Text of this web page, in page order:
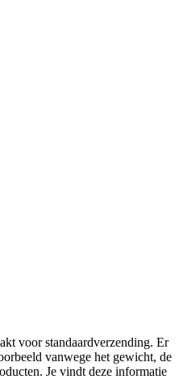
voor standaardverzending. Er
vanwege het gewicht, de
Je vindt deze informatie